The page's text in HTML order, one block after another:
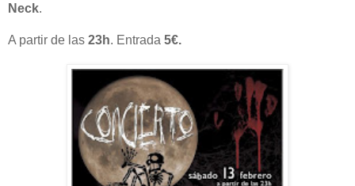
Neck.
A partir de las 23h. Entrada 5€.